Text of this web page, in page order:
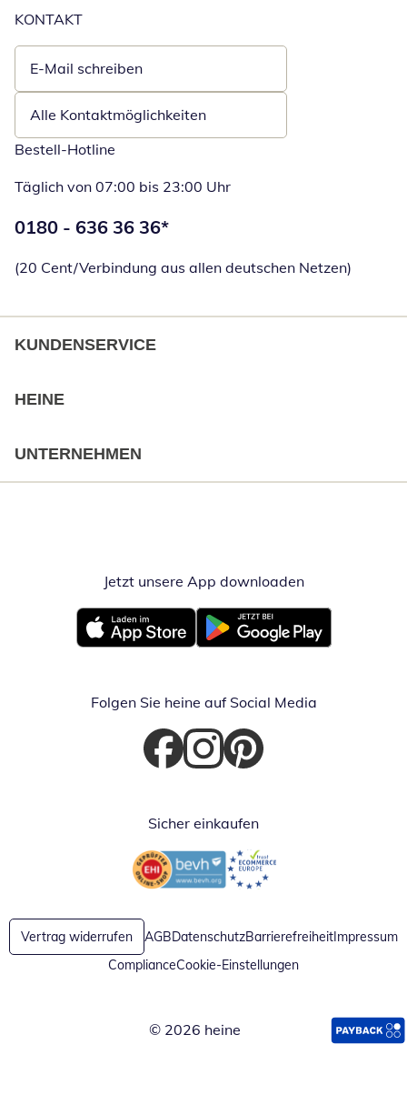
KONTAKT
E-Mail schreiben
Öffnet E-Mail-Client
Alle Kontaktmöglichkeiten
Bestell-Hotline
Täglich von 07:00 bis 23:00 Uhr
Telefonnummer:
0180 - 636 36 36*
(20 Cent/Verbindung aus allen deutschen Netzen)
KUNDENSERVICE
HEINE
UNTERNEHMEN
Jetzt unsere App downloadenÖffnet in
Öffnet in neuem FensterÖffnet in neuem Fenster
Folgen Sie heine auf Social Media
Öffnet in neuem Fenster
Öffnet in neuem Fenster
Öffnet in neuem Fenster
Sicher einkaufen
Öffnet in neuem FensterÖffnet in neuem Fenster
Vertrag widerrufen AGBDatenschutzBarrierefreiheitImpressum
ComplianceCookie-Einstellungen
© 2026 heine